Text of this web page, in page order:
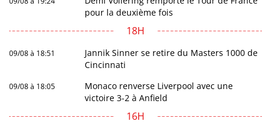
pour la deuxième fois
18H
09/08 à 18:51
Jannik Sinner se retire du Masters 1000 de
Cincinnati
09/08 à 18:05
Monaco renverse Liverpool avec une
victoire 3-2 à Anfield
16H